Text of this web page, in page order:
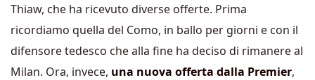
Thiaw, che ha ricevuto diverse offerte. Prima
ricordiamo quella del Como, in ballo per giorni e con il
difensore tedesco che alla fine ha deciso di rimanere al
Milan. Ora, invece, una nuova offerta dalla Premier,